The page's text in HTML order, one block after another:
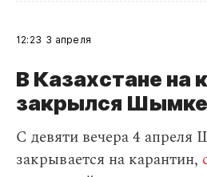
12:23 3 апреля
В Казахстане на
закрылся
С девяти вечера 4
закрывается на карантин,